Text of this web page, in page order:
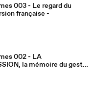
003 - Le regard du
française -
002 - LA
la mémoire du geste
Un film de Alain Chêne